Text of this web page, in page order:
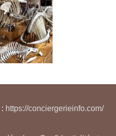
https://conciergerieinfo.com/